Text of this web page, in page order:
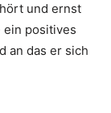
und ernst
ein positives
an das er sich